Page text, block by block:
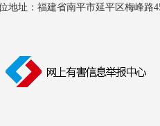
地址：福建省南平市延平区梅峰路